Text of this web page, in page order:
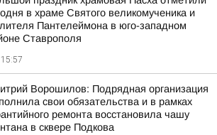
в храме Святого великомученика и
Пантелеймона в юго-западном
Ставрополя
15:57
Ворошилов: Подрядная организация
свои обязательства и в рамках
ремонта восстановила чашу
в сквере Подкова